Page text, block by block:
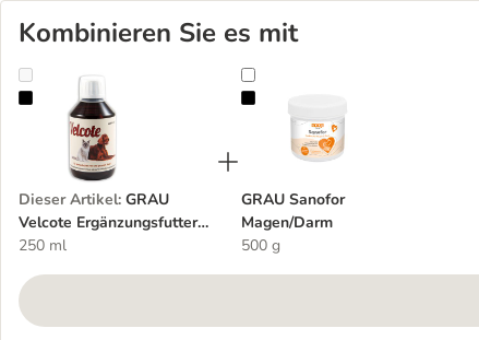
Kombinieren Sie es mit
GRAU Velcote Ergänzungsfutter zur Haut- und Fellpflege
Dieser Artikel: GRAU
Velcote Ergänzungsfutter
zur Haut- und Fellpflege
250 ml
GRAU Sanofor Magen/Darm
GRAU Sanofor
Magen/Darm
500 g